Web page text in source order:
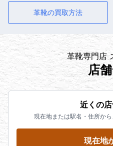
革靴の買取方法
革靴専門店
店
近くの
現在地または駅名・住所か
現在地